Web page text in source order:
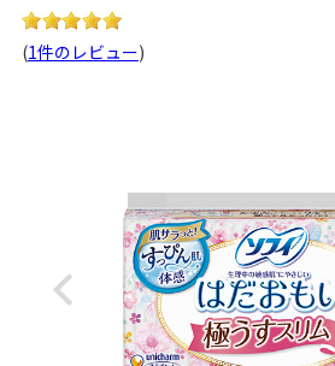
(1件のレビュー)
Previous